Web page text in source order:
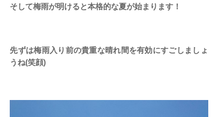
そして梅雨が明けると本格的な夏が始まります！
先ずは梅雨入り前の貴重な晴れ間を有効にすごしましょ
うね(笑顔)